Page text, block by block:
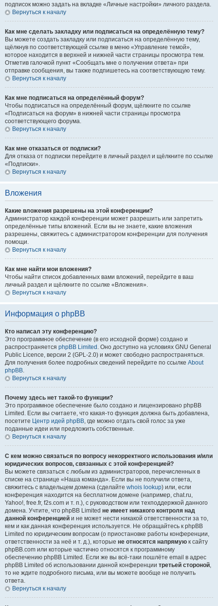
подписок можно задать на вкладке «Личные настройки» личного раздела.
Вернуться к началу
Как мне сделать закладку или подписаться на определённую тему?
Вы можете создать закладку или подписаться на определённую тему,
щёлкнув по соответствующей ссылке в меню «Управление темой»,
которое находится в верхней и нижней части страницы просмотра тем.
Отметив галочкой пункт «Сообщать мне о получении ответа» при
отправке сообщения, вы также подпишетесь на соответствующую тему.
Вернуться к началу
Как мне подписаться на определённый форум?
Чтобы подписаться на определённый форум, щёлкните по ссылке
«Подписаться на форум» в нижней части страницы просмотра
соответствующего форума.
Вернуться к началу
Как мне отказаться от подписки?
Для отказа от подписки перейдите в личный раздел и щёлкните по ссылке
«Подписки».
Вернуться к началу
Вложения
Какие вложения разрешены на этой конференции?
Администратор каждой конференции может разрешить или запретить
определённые типы вложений. Если вы не знаете, какие вложения
разрешены, свяжитесь с администратором конференции для получения
помощи.
Вернуться к началу
Как мне найти мои вложения?
Чтобы найти список добавленных вами вложений, перейдите в ваш
личный раздел и щёлкните по ссылке «Вложения».
Вернуться к началу
Информация о phpBB
Кто написал эту конференцию?
Это программное обеспечение (в его исходной форме) создано и
распространяется phpBB Limited . Оно доступно на условиях GNU General
Public Licence, версии 2 (GPL-2.0) и может свободно распространяться.
Для получения более подробных сведений перейдите по ссылке About
phpBB.
Вернуться к началу
Почему здесь нет такой-то функции?
Это программное обеспечение было создано и лицензировано phpBB
Limited. Если вы считаете, что какая-то функция должна быть добавлена,
посетите Центр идей phpBB, где можно отдать свой голос за уже
поданные идеи или предложить собственные.
Вернуться к началу
С кем можно связаться по вопросу некорректного использования и/или
юридических вопросов, связанных с этой конференцией?
Вы можете связаться с любым из администраторов, перечисленных в
списке на странице «Наша команда». Если вы не получили ответа,
свяжитесь с владельцем домена (сделайте whois lookup) или, если
конференция находится на бесплатном домене (например, chat.ru,
Yahoo!, free.fr, f2s.com и т. п.), с руководством или техподдержкой данного
домена. Учтите, что phpBB Limited не имеет никакого контроля над
данной конференцией и не может нести никакой ответственности за то,
кем и как данная конференция используется. Не обращайтесь к phpBB
Limited по юридическим вопросам (о приостановке работы конференции,
ответственности за неё и т. д.), которые не относятся напрямую к сайту
phpBB.com или которые частично относятся к программному
обеспечению phpBB Limited. Если же вы всё-таки пошлёте email в адрес
phpBB Limited об использовании данной конференции третьей стороной,
то не ждите подробного письма, или вы можете вообще не получить
ответа.
Вернуться к началу